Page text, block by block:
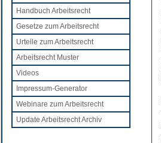
Handbuch Arbeitsrecht
Gesetze zum Arbeitsrecht
Urteile zum Arbeitsrecht
Arbeitsrecht Muster
Videos
Impressum-Generator
Webinare zum Arbeitsrecht
Update Arbeitsrecht Archiv